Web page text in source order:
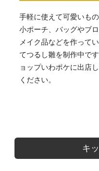
手軽に使えて可愛いも
小ポーチ、バッグやブ
メイク品などを作って
てつるし雛を制作中で
ョップいわポケに出店
ください。
キ